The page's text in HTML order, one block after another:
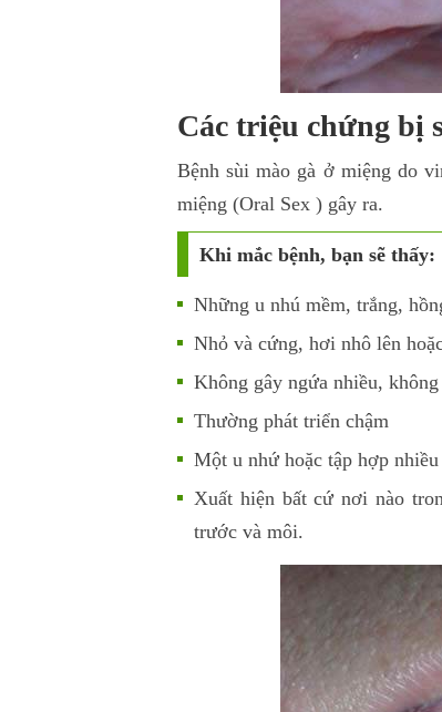
Các triệu chứng bị
Bệnh sùi mào gà ở miệng do
miệng (Oral Sex ) gây ra.
Khi mắc bệnh, bạn sẽ thấy:
Những u nhú mềm, trắng,
Nhỏ và cứng, hơi nhô lên
Không gây ngứa nhiều,
Thường phát triển chậm
Một u nhứ hoặc tập hợp
Xuất hiện bất cứ nơi nào
trước và môi.